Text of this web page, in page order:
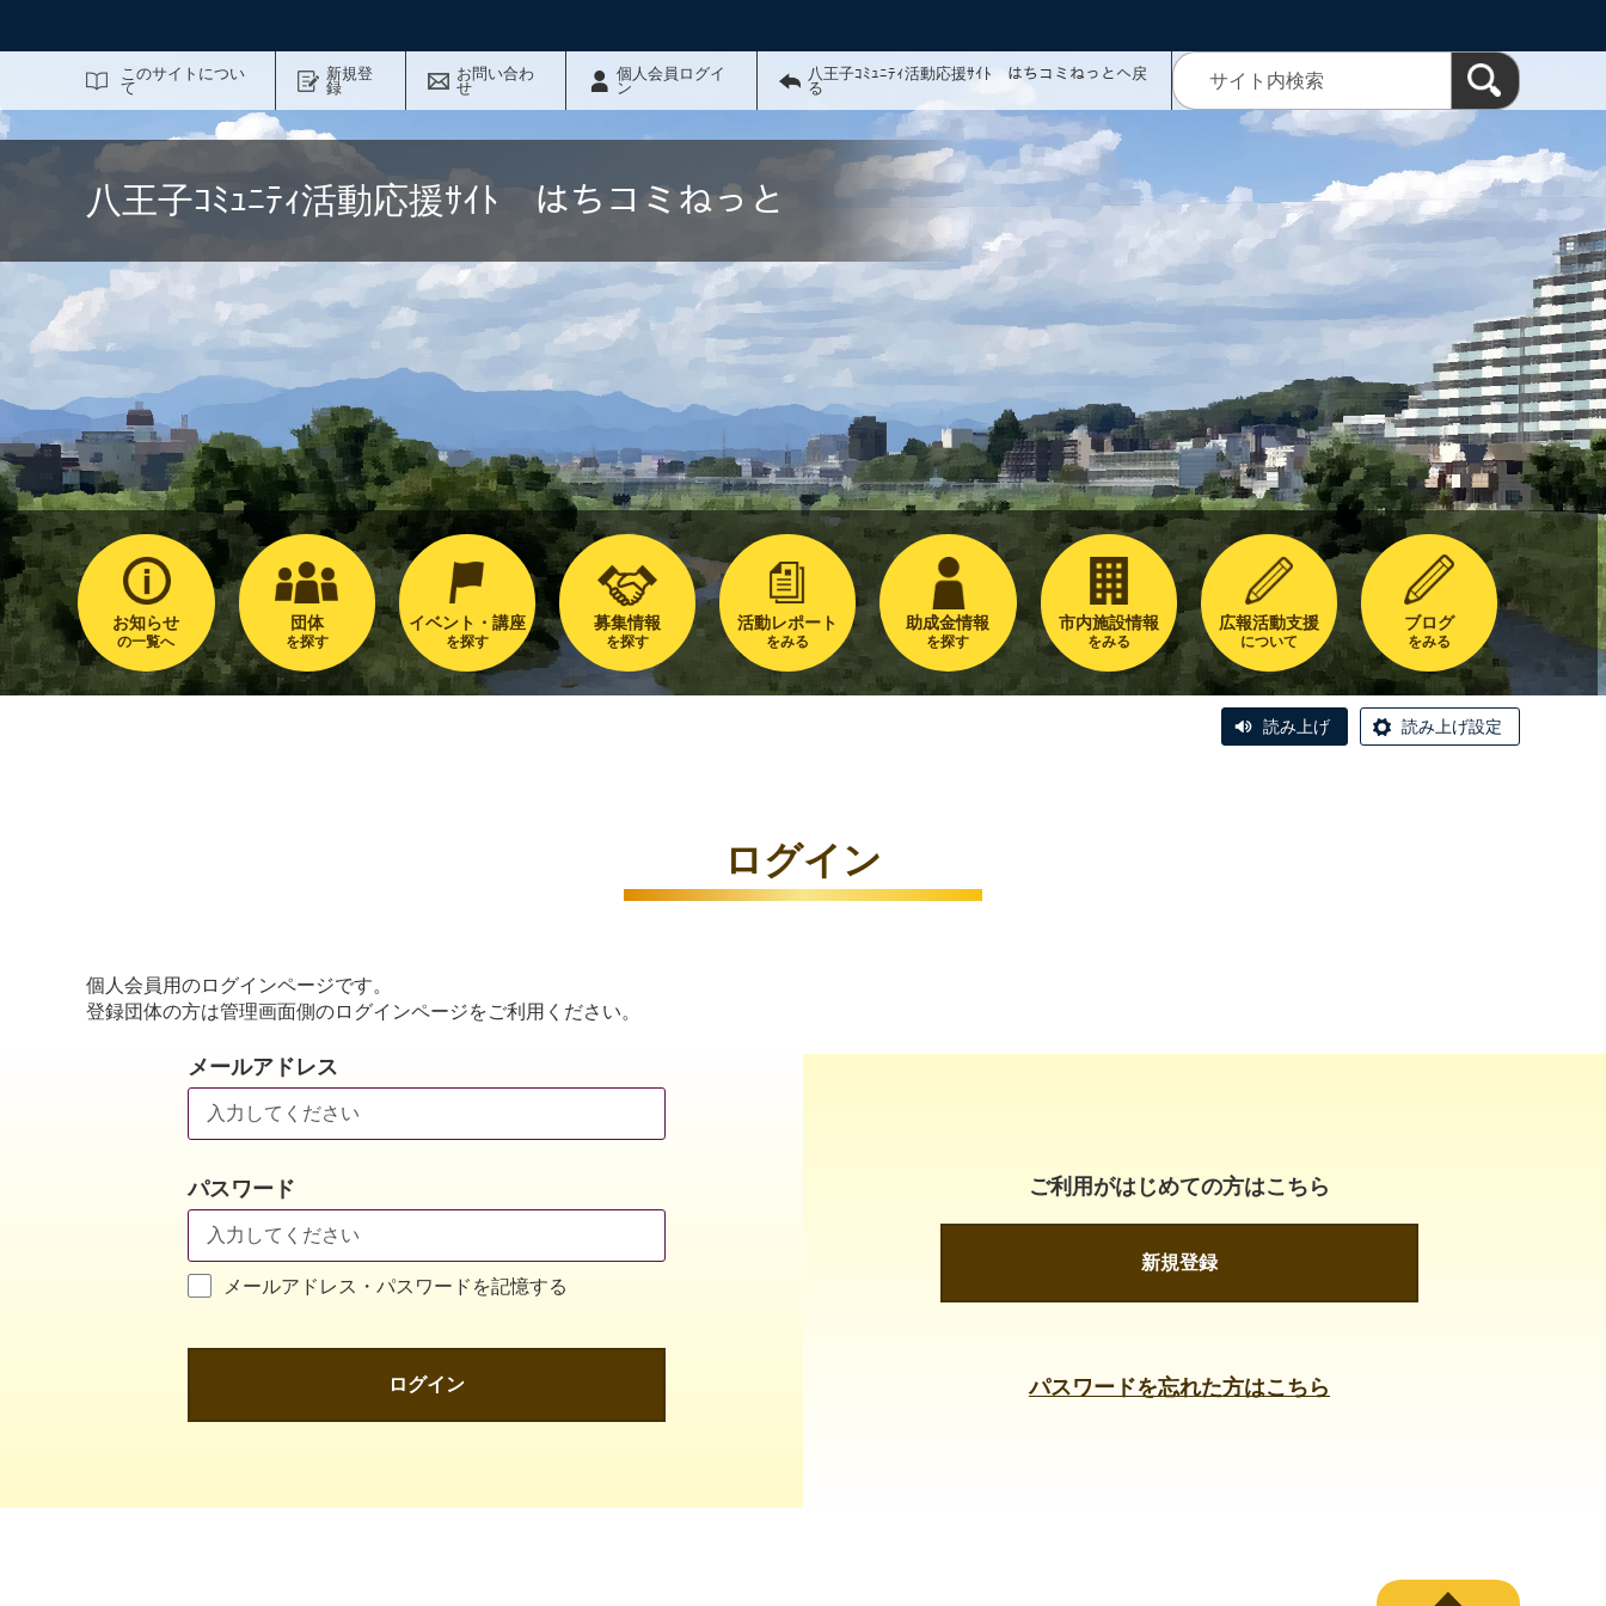
このサイトについ
て
新規登
録
お問い合わ
せ
個人会員ログイ
ン
八王子ｺﾐｭﾆﾃｨ活動応援ｻｲﾄ はちコミねっとへ戻
る
八王子ｺﾐｭﾆﾃｨ活動応援ｻｲﾄ はちコミねっと
お知らせ
の一覧へ
団体
を探す
イベント・講座
を探す
募集情報
を探す
活動レポート
をみる
助成金情報
を探す
市内施設情報
をみる
広報活動支援
について
ブログ
をみる
読み上げ 読み上げ設定
ログイン
個人会員用のログインページです。
登録団体の方は管理画面側のログインページをご利用ください。
メールアドレス
パスワード
メールアドレス・パスワードを記憶する
ログイン
ご利用がはじめての方はこちら
新規登録
パスワードを忘れた方はこちら